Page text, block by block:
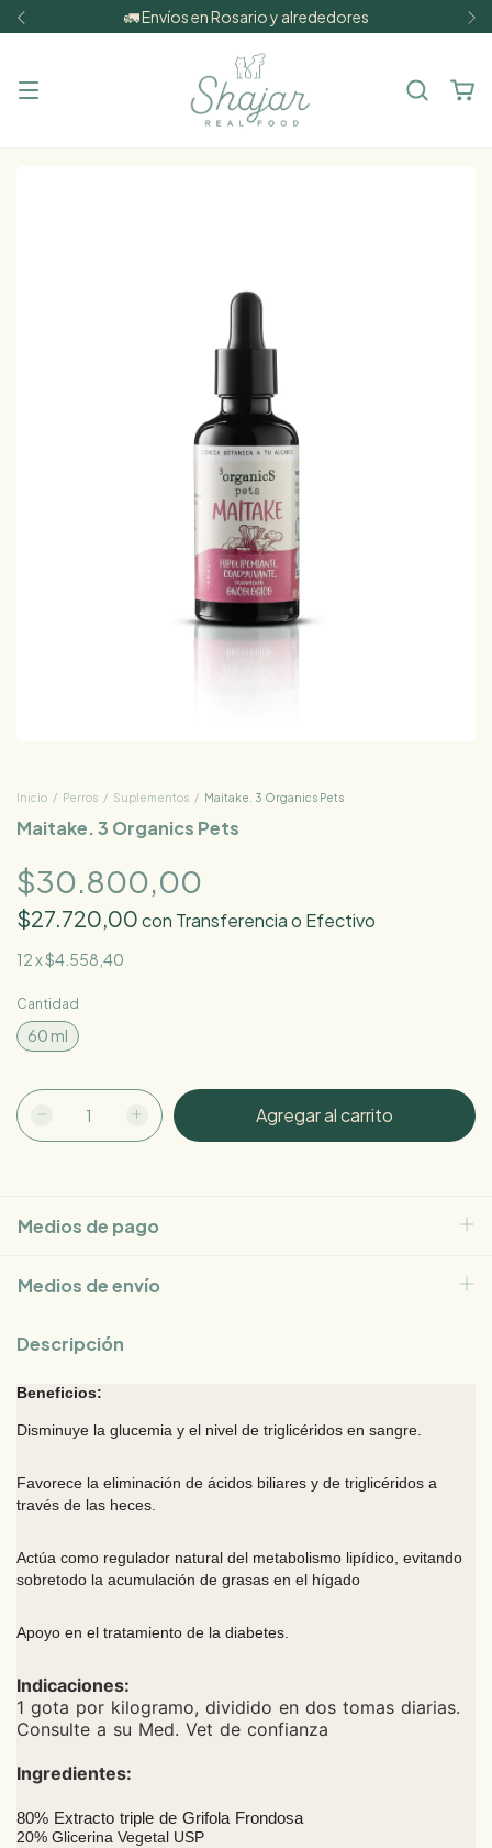
🚛 Envíos en Rosario y alrededores
Inicio / Perros / Suplementos / Maitake. 3 Organics Pets
Maitake. 3 Organics Pets
$30.800,00
$27.720,00con Transferencia o Efectivo
12x$4.558,40
Cantidad
60 ml
Medios de pago
Medios de envío
Descripción
Beneficios:
Disminuye la glucemia y el nivel de triglicéridos en sangre.
Favorece la eliminación de ácidos biliares y de triglicéridos a
través de las heces.
Actúa como regulador natural del metabolismo lipídico, evitando
sobretodo la acumulación de grasas en el hígado
Apoyo en el tratamiento de la diabetes.
Indicaciones:
1 gota por kilogramo, dividido en dos tomas diarias.
Consulte a su Med. Vet de confianza
Ingredientes:
80% Extracto triple de Grifola Frondosa
20% Glicerina Vegetal USP